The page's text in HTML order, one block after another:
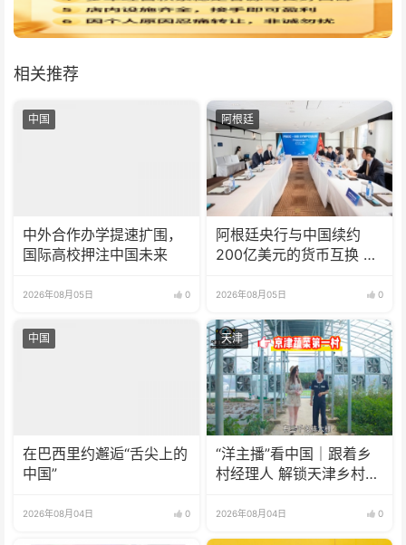
相关推荐
中国
中外合作办学提速扩围，
国际高校押注中国未来
2026年08月05日 0
阿根廷
阿根廷央行与中国续约
200亿美元的货币互换 有
2026年08月05日 0
中国
在巴西里约邂逅“舌尖上的
中国”
2026年08月04日 0
天津
“洋主播”看中国｜跟着乡
村经理人 解锁天津乡村振
2026年08月04日 0